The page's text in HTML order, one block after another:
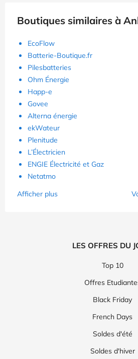
Boutiques similaires à
EcoFlow
Batterie-Boutique.fr
Pilesbatteries
Ohm Énergie
Happ-e
Govee
Alterna énergie
ekWateur
Plenitude
L’Électricien
ENGIE Électricité et Gaz
Netatmo
Afficher plus
LES OFFRES DU
Top 10
Offres
Black Friday
French Days
Soldes d'été
Soldes d'hiver